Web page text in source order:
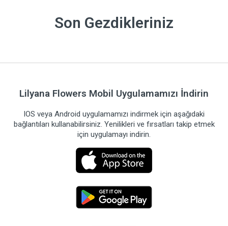
Son Gezdikleriniz
Lilyana Flowers Mobil Uygulamamızı İndirin
IOS veya Android uygulamamızı indirmek için aşağıdaki
bağlantıları kullanabilirsiniz. Yenilikleri ve fırsatları takip etmek
için uygulamayı indirin.